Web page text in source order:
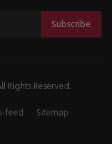
Subscribe
Rights Reserved.
feed
Sitemap